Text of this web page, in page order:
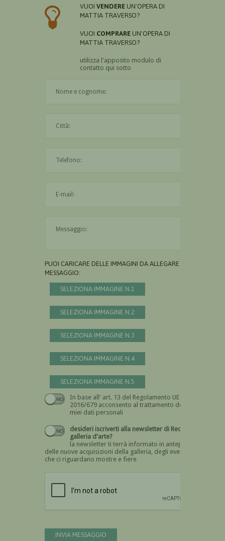
VUOI VENDERE UN'OPERA DI
MATTIA TRAVERSO?
VUOI COMPRARE UN'OPERA DI
MATTIA TRAVERSO?
utilizza l'apposito modulo di
contatto qui sotto
PUOI CARICARE DELLE IMMAGINI DA ALLEGARE AL
MESSAGGIO:
SELEZIONA IMMAGINE N.1
SELEZIONA IMMAGINE N.2
SELEZIONA IMMAGINE N.3
SELEZIONA IMMAGINE N.4
SELEZIONA IMMAGINE N.5
In base all' art. 13 del Regolamento UE n.
2016/679 acconsento al trattamento dei
miei dati personali
Devi dare il consenso
desideri iscriverti alla newsletter di Recta
galleria d'arte?
la newsletter ti terrà informato in anteprima
delle nuove acquisizioni della galleria, degli eventi
che ci riguardano mostre e fiere
INVIA MESSAGGIO